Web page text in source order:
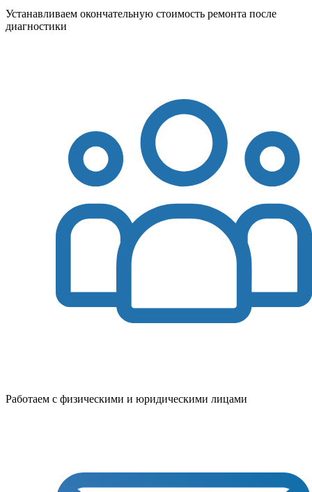
Устанавливаем окончательную стоимость ремонта после
диагностики
Работаем с физическими и юридическими лицами